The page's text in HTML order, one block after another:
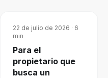
22 de julio de 2026 · 6
min
Para el
propietario que
busca un